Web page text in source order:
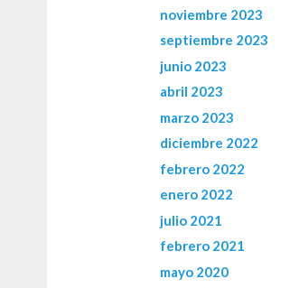
noviembre 2023
septiembre 2023
junio 2023
abril 2023
marzo 2023
diciembre 2022
febrero 2022
enero 2022
julio 2021
febrero 2021
mayo 2020